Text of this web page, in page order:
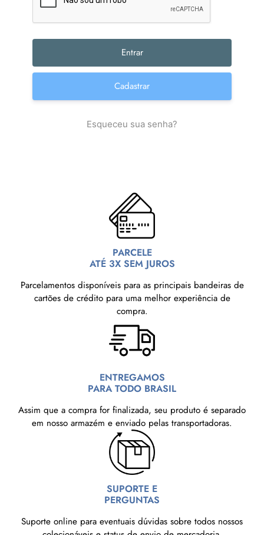
Cadastrar
Esqueceu sua senha?
PARCELE
ATÉ 3X SEM JUROS
Parcelamentos disponíveis para as principais bandeiras de
cartões de crédito para uma melhor experiência de
compra.
ENTREGAMOS
PARA TODO BRASIL
Assim que a compra for finalizada, seu produto é separado
em nosso armazém e enviado pelas transportadoras.
SUPORTE E
PERGUNTAS
Suporte online para eventuais dúvidas sobre todos nossos